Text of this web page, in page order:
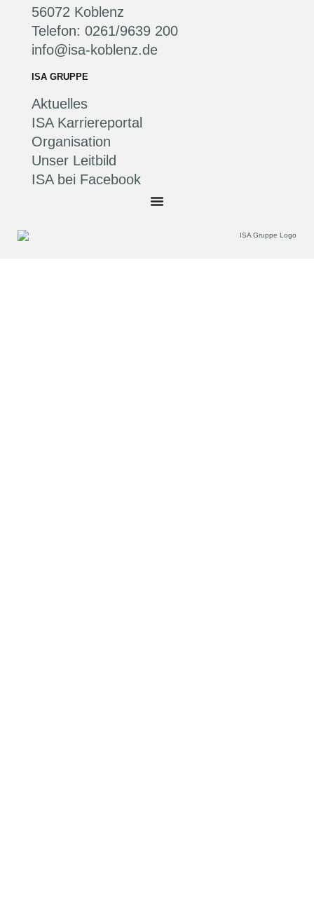
56072 Koblenz
Telefon: 0261/9639 200
info@isa-koblenz.de
ISA GRUPPE
Aktuelles
ISA Karriereportal
Organisation
Unser Leitbild
ISA bei Facebook